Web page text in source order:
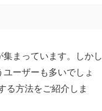
まっています。しかし
ーザーも多いでしょ
る方法をご紹介しま